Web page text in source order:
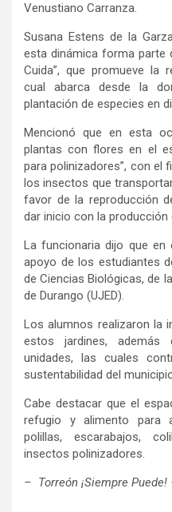
Venustiano Carranza.
Susana Estens de la
esta dinámica forma parte
Cuida”, que promueve la
cual abarca desde la
plantación de especies en
Mencionó que en esta
plantas con flores en el
para polinizadores”, con el
los insectos que
favor de la reproducción
dar inicio con la
La funcionaria dijo que
apoyo de los estudiantes
de Ciencias Biológicas, de
de Durango (UJED).
Los alumnos realizaron la
estos jardines,
unidades, las cuales
sustentabilidad del
Cabe destacar que el
refugio y alimento para
polillas, escarabajos,
insectos polinizadores.
– Torreón ¡Siempre Puede!